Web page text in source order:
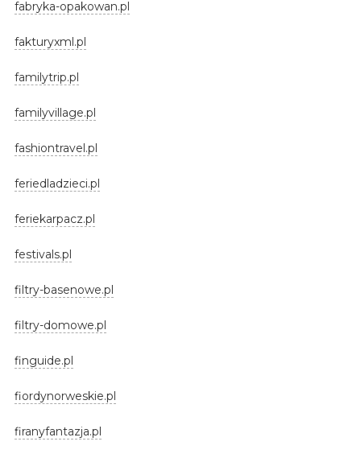
fabryka-opakowan.pl
fakturyxml.pl
familytrip.pl
familyvillage.pl
fashiontravel.pl
feriedladzieci.pl
feriekarpacz.pl
festivals.pl
filtry-basenowe.pl
filtry-domowe.pl
finguide.pl
fiordynorweskie.pl
firanyfantazja.pl